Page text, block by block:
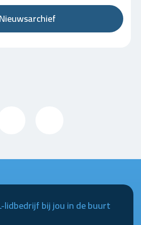
Nieuwsarchief
lidbedrijf bij jou in de buurt